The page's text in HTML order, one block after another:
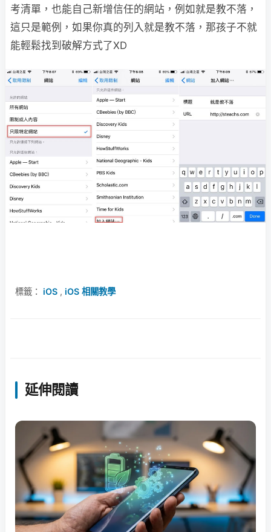
考清單，也能自己新增信任的網站，例如就是教不落，
這只是範例，如果你真的列入就是教不落，那孩子不就
能輕鬆找到破解方式了XD
標籤： iOS , iOS 相關教學
延伸閱讀